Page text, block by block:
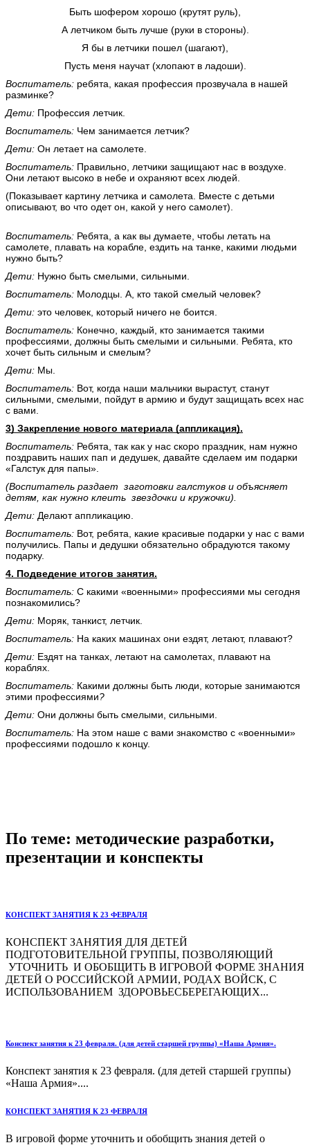
Быть шофером хорошо (крутят руль),
А летчиком быть лучше (руки в стороны).
Я бы в летчики пошел (шагают),
Пусть меня научат (хлопают в ладоши).
Воспитатель: ребята, какая профессия прозвучала в нашей
разминке?
Дети: Профессия летчик.
Воспитатель: Чем занимается летчик?
Дети: Он летает на самолете.
Воспитатель: Правильно, летчики защищают нас в воздухе.
Они летают высоко в небе и охраняют всех людей.
(Показывает картину летчика и самолета. Вместе с детьми
описывают, во что одет он, какой у него самолет).
Воспитатель: Ребята, а как вы думаете, чтобы летать на
самолете, плавать на корабле, ездить на танке, какими людьми
нужно быть?
Дети: Нужно быть смелыми, сильными.
Воспитатель: Молодцы. А, кто такой смелый человек?
Дети: это человек, который ничего не боится.
Воспитатель: Конечно, каждый, кто занимается такими
профессиями, должны быть смелыми и сильными. Ребята, кто
хочет быть сильным и смелым?
Дети: Мы.
Воспитатель: Вот, когда наши мальчики вырастут, станут
сильными, смелыми, пойдут в армию и будут защищать всех нас
с вами.
3) Закрепление нового материала (аппликация).
Воспитатель: Ребята, так как у нас скоро праздник, нам нужно
поздравить наших пап и дедушек, давайте сделаем им подарки
«Галстук для папы».
(Воспитатель раздает заготовки галстуков и объясняет
детям, как нужно клеить звездочки и кружочки).
Дети: Делают аппликацию.
Воспитатель: Вот, ребята, какие красивые подарки у нас с вами
получились. Папы и дедушки обязательно обрадуются такому
подарку.
4. Подведение итогов занятия.
Воспитатель: С какими «военными» профессиями мы сегодня
познакомились?
Дети: Моряк, танкист, летчик.
Воспитатель: На каких машинах они ездят, летают, плавают?
Дети: Ездят на танках, летают на самолетах, плавают на
кораблях.
Воспитатель: Какими должны быть люди, которые занимаются
этими профессиями?
Дети: Они должны быть смелыми, сильными.
Воспитатель: На этом наше с вами знакомство с «военными»
профессиями подошло к концу.
По теме: методические разработки,
презентации и конспекты
КОНСПЕКТ ЗАНЯТИЯ К 23 ФЕВРАЛЯ
КОНСПЕКТ ЗАНЯТИЯ ДЛЯ ДЕТЕЙ
ПОДГОТОВИТЕЛЬНОЙ ГРУППЫ, ПОЗВОЛЯЮЩИЙ
УТОЧНИТЬ И ОБОБЩИТЬ В ИГРОВОЙ ФОРМЕ ЗНАНИЯ
ДЕТЕЙ О РОССИЙСКОЙ АРМИИ, РОДАХ ВОЙСК, С
ИСПОЛЬЗОВАНИЕМ ЗДОРОВЬЕСБЕРЕГАЮЩИХ...
Конспект занятия к 23 февраля. (для детей старшей группы) «Наша Армия».
Конспект занятия к 23 февраля. (для детей старшей группы)
«Наша Армия»....
КОНСПЕКТ ЗАНЯТИЯ К 23 ФЕВРАЛЯ
В игровой форме уточнить и обобщить знания детей о